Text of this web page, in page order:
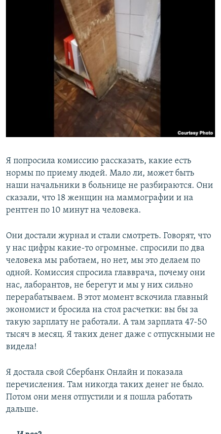
Я попросила комиссию рассказать, какие есть
нормы по приему людей. Мало ли, может быть
наши начальники в больнице не разбираются. Они
сказали, что 18 женщин на маммографии и на
рентген по 10 минут на человека.
Они достали журнал и стали смотреть. Говорят, что
у нас цифры какие-то огромные. спросили по два
человека мы работаем, но нет, мы это делаем по
одной. Комиссия спросила главврача, почему они
нас, лаборантов, не берегут и мы у них сильно
перерабатываем. В этот момент вскочила главный
экономист и бросила на стол расчетки: вы бы за
такую зарплату не работали. А там зарплата 47-50
тысяч в месяц. Я таких денег даже с отпускными не
видела!
Я достала свой Сбербанк Онлайн и показала
перечисления. Там никогда таких денег не было.
Потом они меня отпустили и я пошла работать
дальше.